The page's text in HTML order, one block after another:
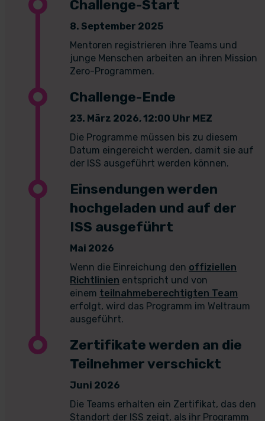
Challenge-Start
8. September 2025
Mentoren registrieren ihre Teams und
junge Menschen arbeiten an ihren Mission
Zero-Programmen.
Challenge-Ende
23. März 2026, 12:00 Uhr MEZ
Die Programme müssen bis zu diesem
Datum eingereicht werden, damit sie auf
der ISS ausgeführt werden können.
Einsendungen werden
hochgeladen und auf der
ISS ausgeführt
Mai 2026
Wenn die Einreichung den offiziellen
Richtlinien entspricht und von
einem teilnahmeberechtigten Team
erfolgt, wird das Programm im Weltraum
ausgeführt.
Zertifikate werden an die
Teilnehmer verschickt
Juni 2026
Die Teams erhalten ein Zertifikat, das den
Standort der ISS zeigt, als ihr Programm